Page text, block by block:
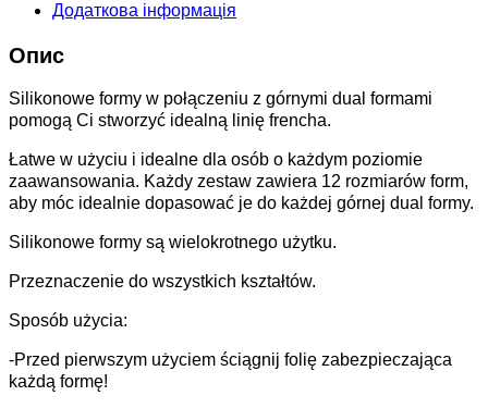
Додаткова інформація
Опис
Silikonowe formy w połączeniu z górnymi dual formami
pomogą Ci stworzyć idealną linię frencha.
Łatwe w użyciu i idealne dla osób o każdym poziomie
zaawansowania. Każdy zestaw zawiera 12 rozmiarów form,
aby móc idealnie dopasować je do każdej górnej dual formy.
Silikonowe formy są wielokrotnego użytku.
Przeznaczenie do wszystkich kształtów.
Sposób użycia:
-Przed pierwszym użyciem ściągnij folię zabezpieczająca
każdą formę!